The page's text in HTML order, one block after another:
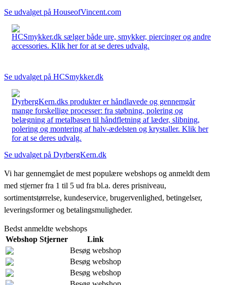
Se udvalget på HouseofVincent.com
HCSmykker.dk sælger både ure, smykker, piercinger og andre
accessories. Klik her for at se deres udvalg.
Se udvalget på HCSmykker.dk
DyrbergKern.dks produkter er håndlavede og gennemgår
mange forskellige processer: fra støbning, polering og
belægning af metalbasen til håndfletning af læder, slibning,
polering og montering af halv-ædelsten og krystaller. Klik her
for at se deres udvalg.
Se udvalget på DyrbergKern.dk
Vi har gennemgået de mest populære webshops og anmeldt dem
med stjerner fra 1 til 5 ud fra bl.a. deres prisniveau,
sortimentstørrelse, kundeservice, brugervenlighed, betingelser,
leveringsformer og betalingsmuligheder.
Bedst anmeldte webshops
Webshop Stjerner
Link
Besøg webshop
Besøg webshop
Besøg webshop